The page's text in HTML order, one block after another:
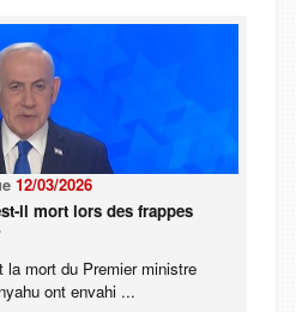
12/03/2026
il mort lors des frappes
la mort du Premier ministre
ont envahi ...